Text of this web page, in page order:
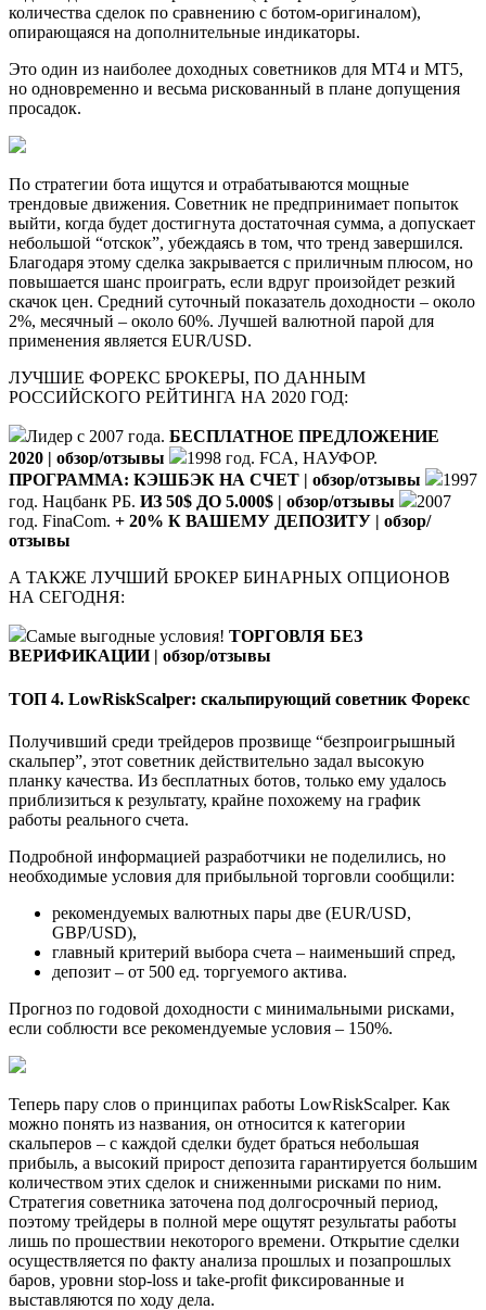
количества сделок по сравнению с ботом-оригиналом),
опирающаяся на дополнительные индикаторы.
Это один из наиболее доходных советников для MT4 и MT5,
но одновременно и весьма рискованный в плане допущения
просадок.
По стратегии бота ищутся и отрабатываются мощные
трендовые движения. Советник не предпринимает попыток
выйти, когда будет достигнута достаточная сумма, а допускает
небольшой “отскок”, убеждаясь в том, что тренд завершился.
Благодаря этому сделка закрывается с приличным плюсом, но
повышается шанс проиграть, если вдруг произойдет резкий
скачок цен. Средний суточный показатель доходности – около
2%, месячный – около 60%. Лучшей валютной парой для
применения является EUR/USD.
ЛУЧШИЕ ФОРЕКС БРОКЕРЫ, ПО ДАННЫМ
РОССИЙСКОГО РЕЙТИНГА НА 2020 ГОД:
Лидер с 2007 года. БЕСПЛАТНОЕ ПРЕДЛОЖЕНИЕ
2020 | обзор/отзывы
1998 год. FCA, НАУФОР.
ПРОГРАММА: КЭШБЭК НА СЧЕТ | обзор/отзывы
1997
год. Нацбанк РБ. ИЗ 50$ ДО 5.000$ | обзор/отзывы
2007
год. FinaCom. + 20% К ВАШЕМУ ДЕПОЗИТУ | обзор/
отзывы
А ТАКЖЕ ЛУЧШИЙ БРОКЕР БИНАРНЫХ ОПЦИОНОВ
НА СЕГОДНЯ:
Самые выгодные условия! ТОРГОВЛЯ БЕЗ
ВЕРИФИКАЦИИ | обзор/отзывы
ТОП 4. LowRiskScalper: скальпирующий советник Форекс
Получивший среди трейдеров прозвище “безпроигрышный
скальпер”, этот советник действительно задал высокую
планку качества. Из бесплатных ботов, только ему удалось
приблизиться к результату, крайне похожему на график
работы реального счета.
Подробной информацией разработчики не поделились, но
необходимые условия для прибыльной торговли сообщили:
рекомендуемых валютных пары две (EUR/USD,
GBP/USD),
главный критерий выбора счета – наименьший спред,
депозит – от 500 ед. торгуемого актива.
Прогноз по годовой доходности с минимальными рисками,
если соблюсти все рекомендуемые условия – 150%.
Теперь пару слов о принципах работы LowRiskScalper. Как
можно понять из названия, он относится к категории
скальперов – с каждой сделки будет браться небольшая
прибыль, а высокий прирост депозита гарантируется большим
количеством этих сделок и сниженными рисками по ним.
Стратегия советника заточена под долгосрочный период,
поэтому трейдеры в полной мере ощутят результаты работы
лишь по прошествии некоторого времени. Открытие сделки
осуществляется по факту анализа прошлых и позапрошлых
баров, уровни stop-loss и take-profit фиксированные и
выставляются по ходу дела.